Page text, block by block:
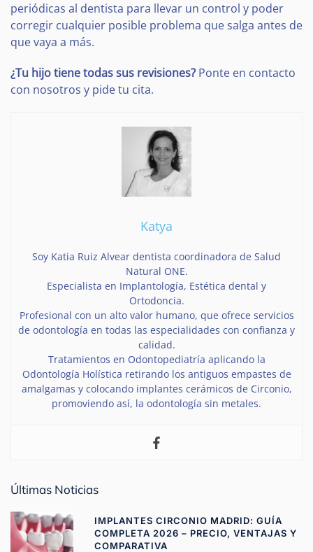
periódicas al dentista para llevar un control y poder
corregir cualquier posible problema que salga antes de
que vaya a más.
¿Tu hijo tiene todas sus revisiones? Ponte en contacto
con nosotros y pide tu cita.
Katya
Soy Katia Ruiz Alvear dentista coordinadora de Salud
Natural ONE.
Especialista en Implantología, Estética dental y
Ortodoncia.
Profesional con un alto valor humano, que ofrece servicios
de odontología en todas las especialidades con confianza y
calidad.
Tratamientos en Odontopediatría aplicando la
Odontología Holística retirando los antiguos empastes de
amalgamas y colocando implantes cerámicos de Circonio,
promoviendo así, la odontología sin metales.
Últimas Noticias
IMPLANTES CIRCONIO MADRID: GUÍA
COMPLETA 2026 – PRECIO, VENTAJAS Y
COMPARATIVA